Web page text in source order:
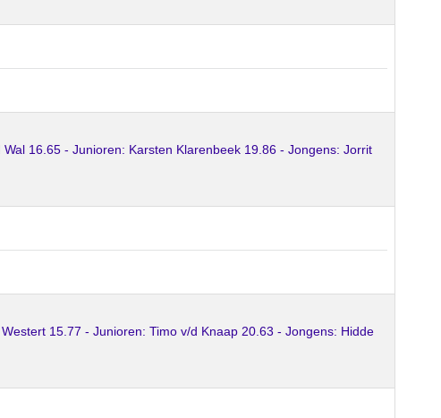
16.65 - Junioren: Karsten Klarenbeek 19.86 - Jongens: Jorrit
15.77 - Junioren: Timo v/d Knaap 20.63 - Jongens: Hidde